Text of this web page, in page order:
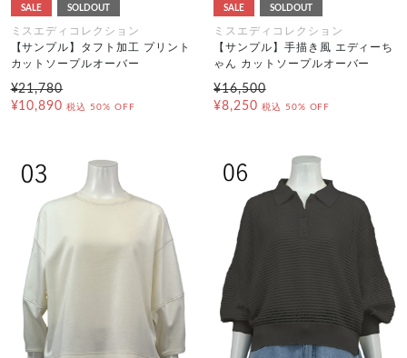
SALE SOLDOUT
ミスエディコレクション
【サンプル】タフト加工 プリント
カットソープルオーバー
¥21,780
¥10,890 税込 50% OFF
SALE SOLDOUT
ミスエディコレクション
【サンプル】手描き風 エディーち
ゃん カットソープルオーバー
¥16,500
¥8,250 税込 50% OFF